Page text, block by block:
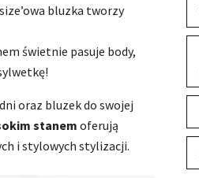
bluzka tworzy
świetnie pasuje body,
oraz bluzek do swojej
stanem oferują
i stylowych stylizacji.